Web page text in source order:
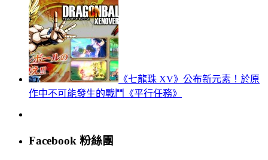
《七龍珠 XV》公布新元素！於原
作中不可能發生的戰鬥《平行任務》
Facebook 粉絲團